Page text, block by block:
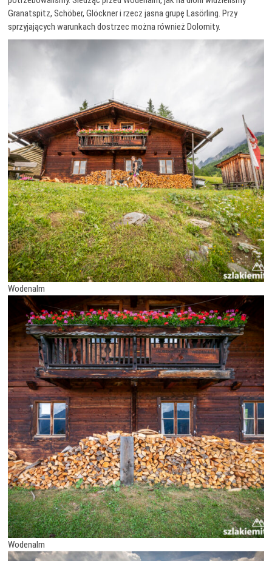
Granatspitz, Schöber, Glöckner i rzecz jasna grupę Lasörling. Przy
sprzyjających warunkach dostrzec można również Dolomity.
Wodenalm
Wodenalm